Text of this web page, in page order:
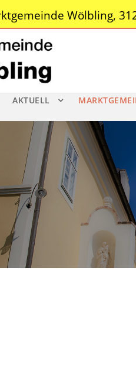
Wölbling,
AKTUELL